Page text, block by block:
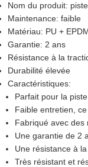
Nom du produit:
Maintenance: faible
Matériau: PU +
Garantie: 2 ans
Résistance à la
Durabilité élevée
Caractéristiques:
Parfait pour la
Faible entretien,
Fabriqué avec des
Une garantie de 2
Une résistance à
Très résistant et